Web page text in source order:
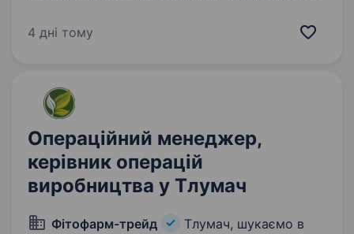
сировини: лікарських трав, фруктів та ягід.
4 дні тому
Операційний менеджер,
керівник операцій
виробництва у Тлумач
Фітофарм-трейд
Тлумач, шукаємо в